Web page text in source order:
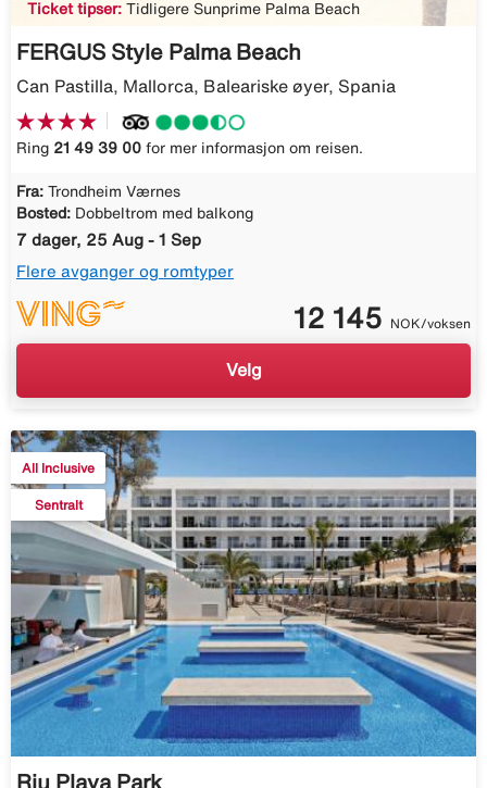
Ticket tipser: Tidligere Sunprime Palma Beach
FERGUS Style Palma Beach
Can Pastilla, Mallorca, Baleariske øyer, Spania
Ring 21 49 39 00 for mer informasjon om reisen.
Fra: Trondheim Værnes
Bosted: Dobbeltrom med balkong
7 dager, 25 Aug - 1 Sep
Flere avganger og romtyper
12 145 NOK/voksen
Velg
All Inclusive
Sentralt
Riu Playa Park